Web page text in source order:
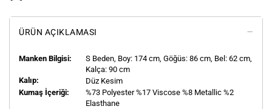
ÜRÜN AÇIKLAMASI
Manken Bilgisi: S Beden, Boy: 174 cm, Göğüs: 86 cm, Bel: 62 cm,
Kalça: 90 cm
Kalıp:
Düz Kesim
Kumaş İçeriği:
%73 Polyester %17 Viscose %8 Metallic %2
Elasthane